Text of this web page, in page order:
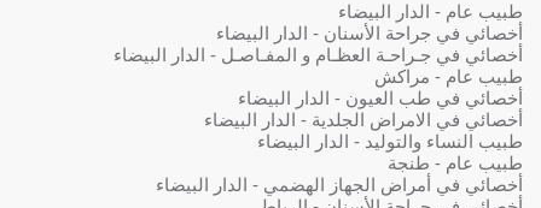
طبيب عام - الدار البيضاء
أخصائي في جراحة الأسنان - الدار البيضاء
أخصائي في جـراحـة العظـام و المفـاصـل - الدار البيضاء
طبيب عام - مراكش
أخصائي في طب العيون - الدار البيضاء
أخصائي في الامراض الجلدية - الدار البيضاء
طبيب النساء والتوليد - الدار البيضاء
طبيب عام - طنجة
أخصائي في أمراض الجهاز الهضمي - الدار البيضاء